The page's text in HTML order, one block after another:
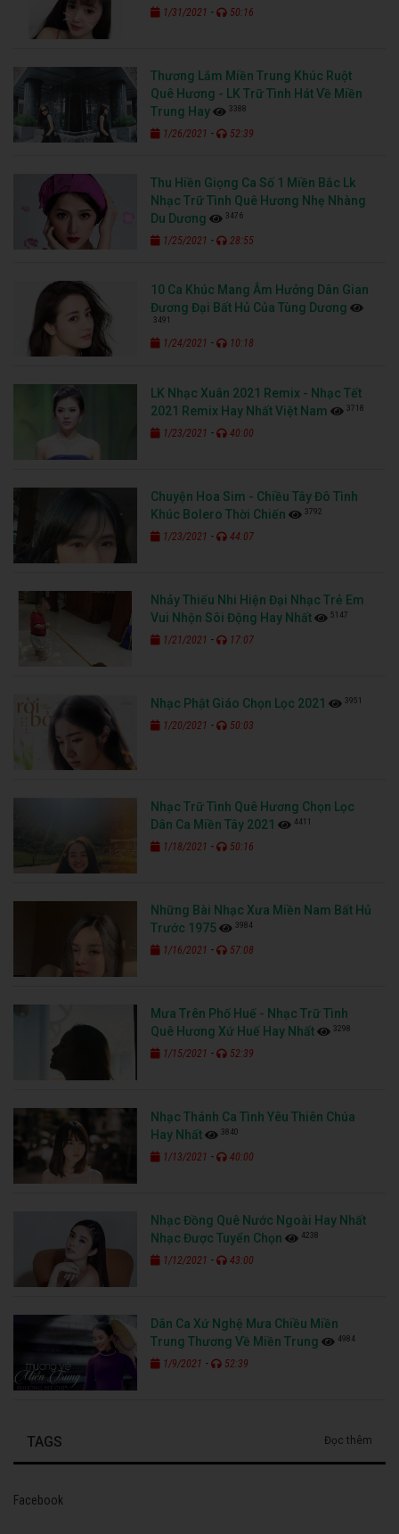
1/31/2021 - 50:16
Thương Lắm Miền Trung Khúc Ruột
Quê Hương - LK Trữ Tình Hát Về Miền
Trung Hay
3388
1/26/2021 - 52:39
Thu Hiền Giọng Ca Số 1 Miền Bắc Lk
Nhạc Trữ Tình Quê Hương Nhẹ Nhàng
Du Dương
3476
1/25/2021 - 28:55
10 Ca Khúc Mang Âm Hưởng Dân Gian
Đương Đại Bất Hủ Của Tùng Dương
3491
1/24/2021 - 10:18
LK Nhạc Xuân 2021 Remix - Nhạc Tết
2021 Remix Hay Nhất Việt Nam
3718
1/23/2021 - 40:00
Chuyện Hoa Sim - Chiều Tây Đô Tình
Khúc Bolero Thời Chiến
3792
1/23/2021 - 44:07
Nhảy Thiếu Nhi Hiện Đại Nhạc Trẻ Em
Vui Nhộn Sôi Động Hay Nhất
5147
1/21/2021 - 17:07
Nhạc Phật Giáo Chọn Lọc 2021 3951
1/20/2021 - 50:03
Nhạc Trữ Tình Quê Hương Chọn Lọc
Dân Ca Miền Tây 2021
4411
1/18/2021 - 50:16
Những Bài Nhạc Xưa Miền Nam Bất Hủ
Trước 1975
3984
1/16/2021 - 57:08
Mưa Trên Phố Huế - Nhạc Trữ Tình
Quê Hương Xứ Huế Hay Nhất
3298
1/15/2021 - 52:39
Nhạc Thánh Ca Tình Yêu Thiên Chúa
Hay Nhất
3840
1/13/2021 - 40:00
Nhạc Đồng Quê Nước Ngoài Hay Nhất
Nhạc Được Tuyển Chọn
4238
1/12/2021 - 43:00
Dân Ca Xứ Nghệ Mưa Chiều Miền
Trung Thương Về Miền Trung
4984
1/9/2021 - 52:39
TAGS Đọc thêm
Facebook